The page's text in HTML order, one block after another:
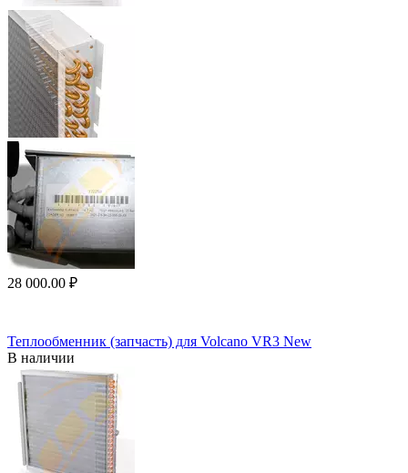
28 000.00 ₽
Теплообменник (запчасть) для Volcano VR3 New
В наличии